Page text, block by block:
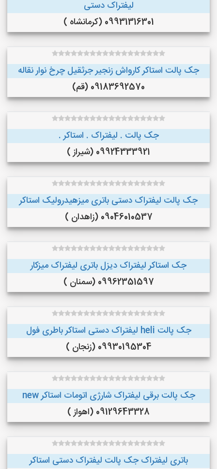
لیفتراک دستی
09931316301 (کرمانشاه )
جک پالت استاکر کارواش زنجیر جرثقیل چرخ نوار نقاله
09183692570 (قم)
جک پالت . لیفتراک . استاکر .
09924333921 (شیراز )
جک پالت لیفتراک دستی باتری میزهیدرولیک استاکر
09046010537 (زاهدان )
جک استاکر لیفتراک دیزل باتری لیفتراک میزکار
09962351597 (سمنان )
جک پالت heli لیفتراک دستی استاکر باطری فول
09930195304 (زنجان )
جک پالت برقی لیفتراک شارژی اتومات استاکر new
09129643328 (اهواز )
باتری لیفتراک جک پالت لیفتراک دستی استاکر